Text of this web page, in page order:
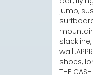
jump,
shoes,
THE